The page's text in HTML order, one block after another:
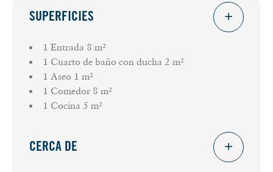
SUPERFICIES
1 Entrada 8 m²
1 Cuarto de baño con ducha 2 m²
1 Aseo 1 m²
1 Comedor 8 m²
1 Cocina 5 m²
CERCA DE